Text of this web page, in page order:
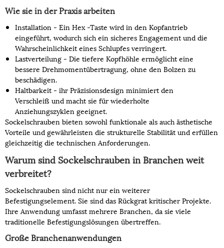
Wie sie in der Praxis arbeiten
Installation - Ein Hex -Taste wird in den Kopfantrieb
eingeführt, wodurch sich ein sicheres Engagement und die
Wahrscheinlichkeit eines Schlupfes verringert.
Lastverteilung - Die tiefere Kopfhöhle ermöglicht eine
bessere Drehmomentübertragung, ohne den Bolzen zu
beschädigen.
Haltbarkeit - ihr Präzisionsdesign minimiert den
Verschleiß und macht sie für wiederholte
Anziehungszyklen geeignet.
Sockelschrauben bieten sowohl funktionale als auch ästhetische
Vorteile und gewährleisten die strukturelle Stabilität und erfüllen
gleichzeitig die technischen Anforderungen.
Warum sind Sockelschrauben in Branchen weit
verbreitet?
Sockelschrauben sind nicht nur ein weiterer
Befestigungselement. Sie sind das Rückgrat kritischer Projekte.
Ihre Anwendung umfasst mehrere Branchen, da sie viele
traditionelle Befestigungslösungen übertreffen.
Große Branchenanwendungen